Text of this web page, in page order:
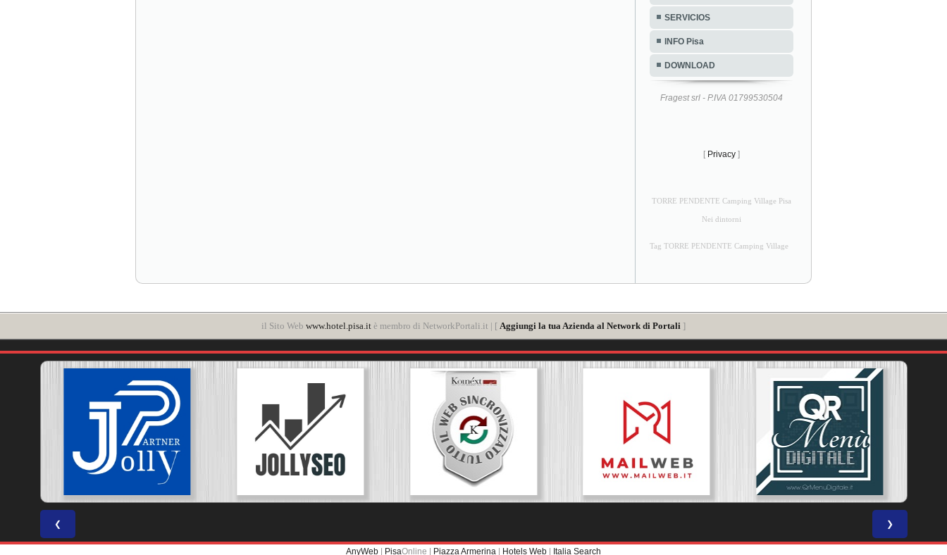
SERVICIOS
INFO Pisa
DOWNLOAD
Fragest srl - P.IVA 01799530504
[ Privacy ]
TORRE PENDENTE Camping Village Pisa
Nei dintorni
Tag TORRE PENDENTE Camping Village
il Sito Web www.hotel.pisa.it è membro di NetworkPortali.it | [ Aggiungi la tua Azienda al Network di Portali ]
❮ ❯
AnyWeb | PisaOnline | Piazza Armerina | Hotels Web | Italia Search